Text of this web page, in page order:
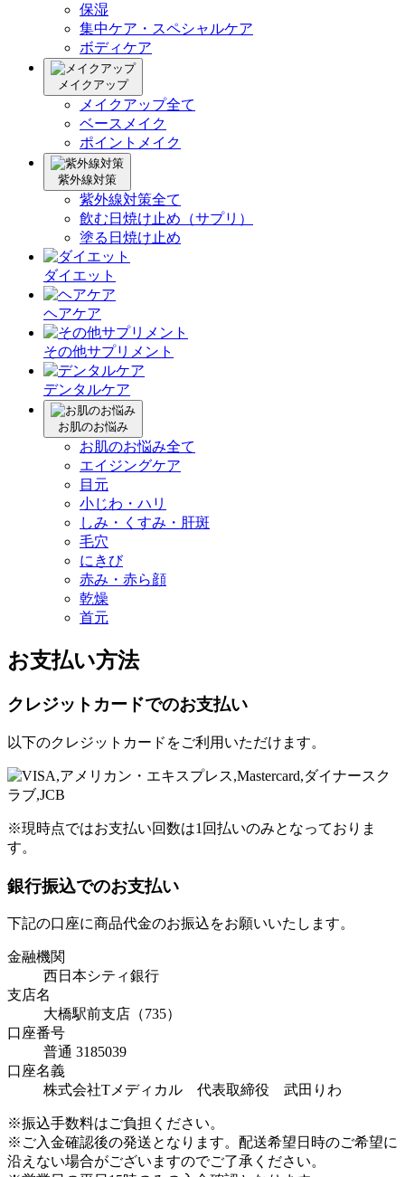
保湿
集中ケア・スペシャルケア
ボディケア
メイクアップ
メイクアップ全て
ベースメイク
ポイントメイク
紫外線対策
紫外線対策全て
飲む日焼け止め（サプリ）
塗る日焼け止め
ダイエット
ヘアケア
その他サプリメント
デンタルケア
お肌のお悩み
お肌のお悩み全て
エイジングケア
目元
小じわ・ハリ
しみ・くすみ・肝斑
毛穴
にきび
赤み・赤ら顔
乾燥
首元
お支払い方法
クレジットカードでのお支払い
以下のクレジットカードをご利用いただけます。
※現時点ではお支払い回数は1回払いのみとなっておりま
す。
銀行振込でのお支払い
下記の口座に商品代金のお振込をお願いいたします。
金融機関
西日本シティ銀行
支店名
大橋駅前支店（735）
口座番号
普通 3185039
口座名義
株式会社Tメディカル 代表取締役 武田りわ
※振込手数料はご負担ください。
※ご入金確認後の発送となります。配送希望日時のご希望に
沿えない場合がございますのでご了承ください。